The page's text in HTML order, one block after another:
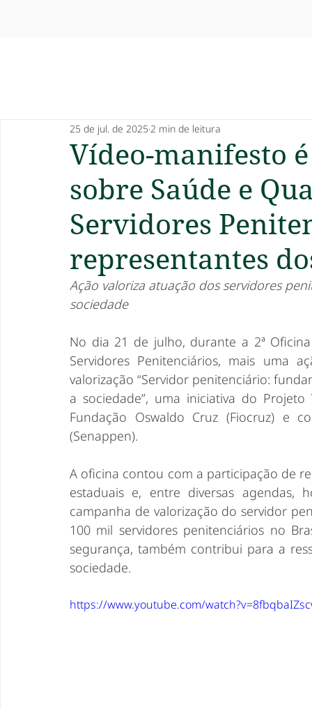
Vídeo-manifesto
sobre Saúde e
Servidores
representantes
25 de jul. de 2025 2 min de leitura
Ação valoriza atuação dos servidores
sociedade
No dia 21 de julho, durante a 2ª
Servidores Penitenciários, mais uma
valorização “Servidor penitenciário:
a sociedade”, uma iniciativa do
Fundação Oswaldo Cruz (Fiocruz) e
(Senappen).
A oficina contou com a participação de
estaduais e, entre diversas agendas,
campanha de valorização do servidor
100 mil servidores penitenciários no
segurança, também contribui para a
sociedade.
https://www.youtube.com/